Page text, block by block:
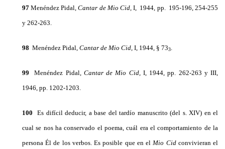
97 Menéndez Pidal,Cantar de Mio Cid,I, 1944, pp. 195-196, 254-255
y 262-263.
98 Menéndez Pidal, Cantar de Mio Cid, I, 1944, § 733
99 Menéndez Pidal, Cantar de Mio Cid, I, 1944, pp. 262-263 y III,
1946, pp. 1202-1203.
100 Es difícil deducir, a base del tardío manuscrito (del s. XIV) en el
cual se nos ha conservado el poema, cuál era el comporta­miento de la
persona Él de los verbos. Es posible que en el Mio Cid convivieran el